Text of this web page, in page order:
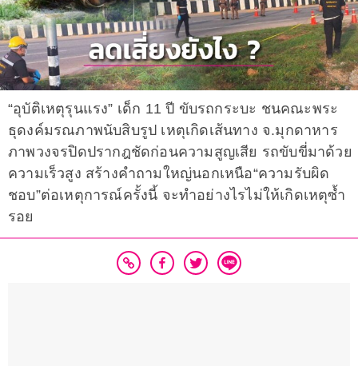
“อุบัติเหตุรุนแรง” เด็ก 11 ปี ขับรถกระบะ ชนคณะพระ
ธุดงค์มรณภาพนับสิบรูป เหตุเกิดเส้นทาง จ.มุกดาหาร
ภาพวงจรปิดปรากฎชัดก่อนความสูญเสีย รถขับขี่มาด้วย
ความเร็วสูง สร้างคำถามใหญ่นอกเหนือ“ความรับผิด
ชอบ”ต่อเหตุการณ์ครั้งนี้ จะทำอย่างไรไม่ให้เกิดเหตุซ้ำ
รอย